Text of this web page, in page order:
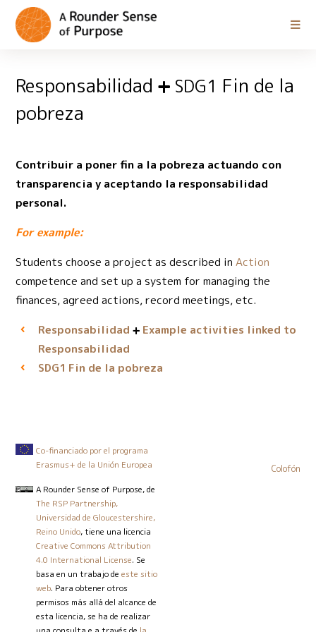
Responsabilidad SDG1 Fin de la
pobreza
Contribuir a poner fin a la pobreza actuando con
transparencia y aceptando la responsabilidad
personal.
For example:
Students choose a project as described inAction
competence and set up a system for managing the
finances, agreed actions, record meetings, etc.
Responsabilidad
Example activities linked to
Responsabilidad
SDG1 Fin de la pobreza
Co-financiado por el programa
Erasmus+ de la Unión Europea
A Rounder Sense of Purpose, de
The RSP Partnership,
Universidad de Gloucestershire,
Reino Unido, tiene una licencia
Creative Commons Attribution
4.0 International License. Se
basa en un trabajo deeste sitio
web. Para obtener otros
permisos más allá del alcance de
esta licencia, se ha de realizar
Colofón